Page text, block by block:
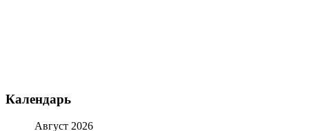
Календарь
Август 2026